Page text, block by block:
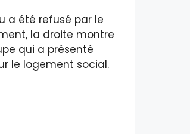
a été refusé par le
la droite montre
qui a présenté
le logement social.